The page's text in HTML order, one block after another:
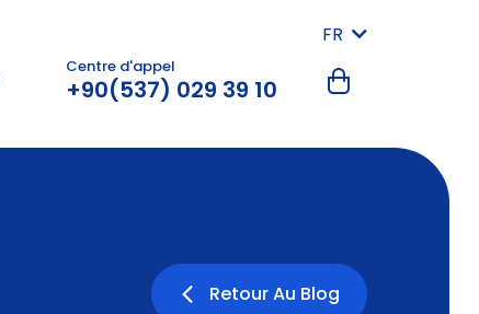
FR
Centre d'appel
+90(537) 029 39 10
Retour Au Blog